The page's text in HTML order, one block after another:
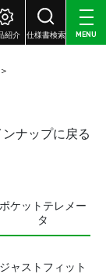
紹介 仕様書検索 MENU
ナップに戻る
ポケットテレメー
タ
ジャストフィット